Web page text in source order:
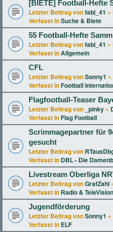
[BIETE] Football-Hefte
Letzter Beitrag vonfabi_41 «
Verfasst inSuche & Biete
55 Football-Hefte
Letzter Beitrag vonfabi_41 «
Verfasst inAllgemein
CFL
Letzter Beitrag vonSonny1 «
Verfasst in Football
Flagfootball-Teaser
Letzter Beitrag von _pinky «
Verfasst in Flag Football
Scrimmagepartner für
gesucht
Letzter Beitrag von
Verfasst in DBL - Die
Livestream Oberliga
Letzter Beitrag vonGrafZahl
Verfasst in Radio &
Jugendförderung
Letzter Beitrag vonSonny1 «
Verfasst in ELF